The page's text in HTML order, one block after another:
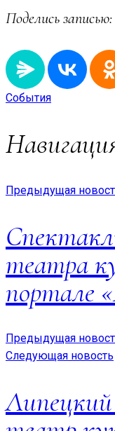
Поделись записью:
События
Предыдущая
театра
портале
Предыдущая
Следующая новость
Липецкий